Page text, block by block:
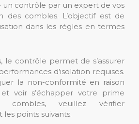
un contrôle par un expert de vos
des combles. L’objectif est de
dans les règles en termes
le contrôle permet de s’assurer
d’isolation requises.
la non-conformité en raison
et voir s’échapper votre prime
combles, veuillez vérifier
points suivants.